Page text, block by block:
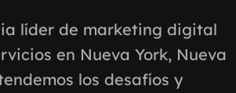
líder de marketing digital
en Nueva York, Nueva
los desafíos y